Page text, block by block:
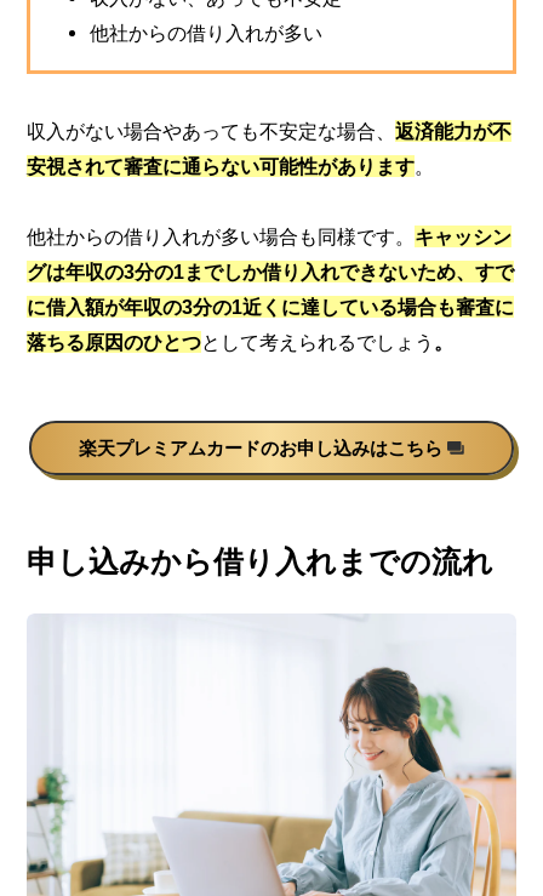
他社からの借り入れが多い
収入がない場合やあっても不安定な場合、返済能力が不
安視されて審査に通らない可能性があります。
他社からの借り入れが多い場合も同様です。 キャッシン
グは年収の3分の1までしか借り入れできないため、すで
に借入額が年収の3分の1近くに達している場合も審査に
落ちる原因のひとつとして考えられるでしょう 。
楽天プレミアムカードのお申し込みはこちら
申し込みから借り入れまでの流れ